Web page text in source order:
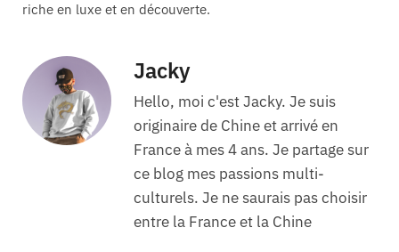
riche en luxe et en découverte.
Jacky
Hello, moi c'est Jacky. Je suis
originaire de Chine et arrivé en
France à mes 4 ans. Je partage sur
ce blog mes passions multi-
culturels. Je ne saurais pas choisir
entre la France et la Chine